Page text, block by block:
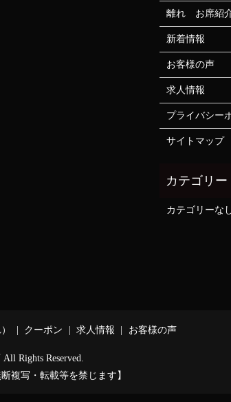
離れ お席紹
新着情報
お客様の声
求人情報
プライバシー
サイトマップ
カテゴリーな
クーポン 求人情報 お客様の声
Rights Reserved.
複写・転載等を禁じます】